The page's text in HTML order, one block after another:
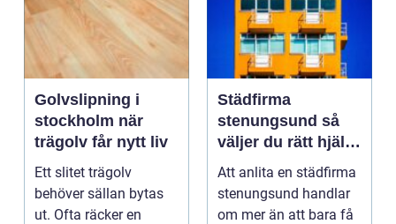
Golvslipning i
stockholm när
trägolv får nytt liv
Ett slitet trägolv
behöver sällan bytas
ut. Ofta räcker en
Städfirma
stenungsund så
väljer du rätt hjälp
för hem och
företag
Att anlita en städfirma
stenungsund handlar
om mer än att bara få